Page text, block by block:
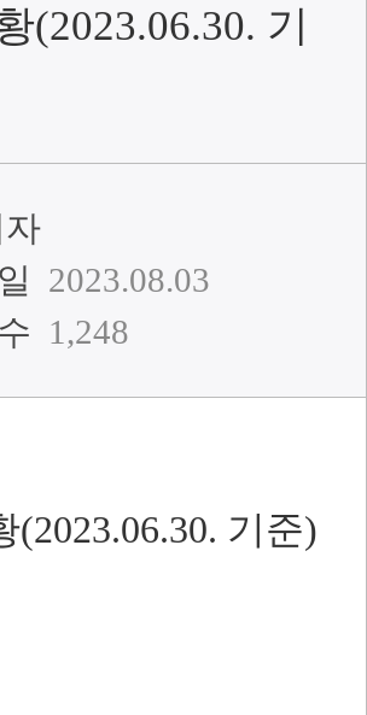
(2023.06.30. 기
2023.08.03
1,248
(2023.06.30. 기준)